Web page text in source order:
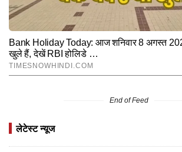
End of Feed
लेटेस्ट न्यूज